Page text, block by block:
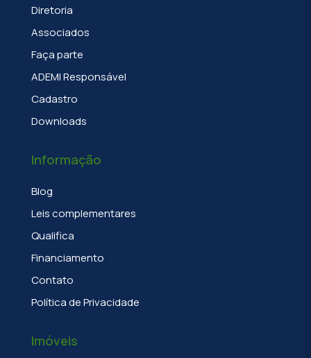
Diretoria
Associados
Faça parte
ADEMI Responsável
Cadastro
Downloads
Informação
Blog
Leis complementares
Qualifica
Financiamento
Contato
Política de Privacidade
Imóveis